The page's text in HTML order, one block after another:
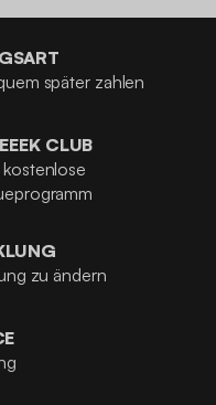
später zahlen
CLUB
kostenlose
zu ändern